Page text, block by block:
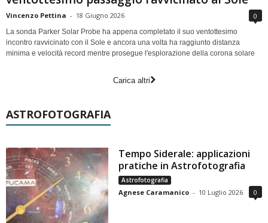
Vincenzo Pettina - 18 Giugno 2026 0
La sonda Parker Solar Probe ha appena completato il suo ventottesimo
incontro ravvicinato con il Sole e ancora una volta ha raggiunto distanza
minima e velocità record mentre prosegue l'esplorazione della corona solare
Carica altri
ASTROFOTOGRAFIA
Tempo Siderale: applicazioni
pratiche in Astrofotografia
Astrofotografia
Agnese Caramanico - 10 Luglio 2026 0